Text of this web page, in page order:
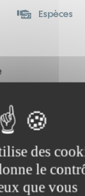
des
le
que vous
Espèces
week-ends.
selon les